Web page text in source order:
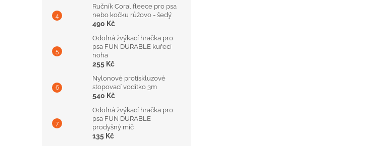
Ručník Coral fleece pro psa
nebo kočku růžovo - šedý
490 Kč
Odolná žvýkací hračka pro
psa FUN DURABLE kuřecí
noha
255 Kč
Nylonové protiskluzové
stopovací vodítko 3m
540 Kč
Odolná žvýkací hračka pro
psa FUN DURABLE
prodyšný míč
135 Kč